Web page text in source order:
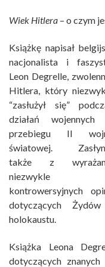
Wiek Hitlera – o czym
Książkę napisał
nacjonalista i
Leon Degrelle,
Hitlera, który
“zasłużył się”
działań wojennych
przebiegu II
światowej.
także z
niezwykle
kontrowersyjnych
dotyczących
holokaustu.
Książka Leona
dotyczących